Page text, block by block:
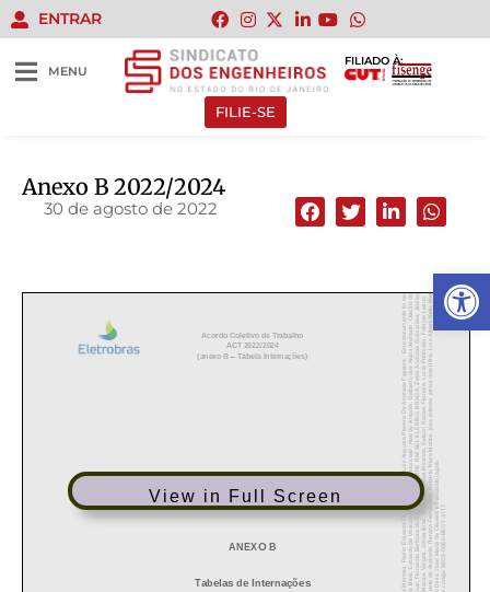
Abrir
ENTRAR
MENU
FILIADO À:
FILIE-SE
Anexo B 2022/2024
30 de agosto de 2022
View in Full Screen